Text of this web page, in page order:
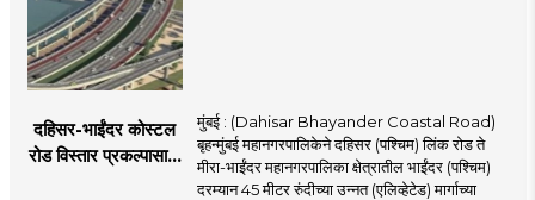
दहिसर-भाईंदर कोस्टल
रोड विस्तार प्रकल्पासाठी
मुंबई : (Dahisar Bhayander Coastal Road)
बृहन्मुंबई महानगरपालिकेने दहिसर (पश्चिम) लिंक रोड ते
मीरा-भाईंदर महानगरपालिका क्षेत्रातील भाईंदर (पश्चिम)
दरम्यान 45 मीटर रुंदीच्या उन्नत (एलिव्हेटेड) मार्गाच्या